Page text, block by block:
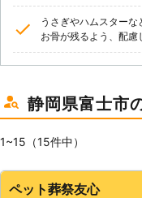
うさぎやハムスター
お骨が残るよう、配慮
静岡県富士市
1~15（15件中）
ペット葬祭友心